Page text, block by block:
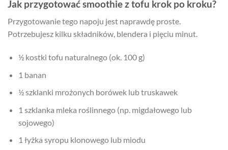
Jak przygotować smoothie z tofu krok po kroku?
Przygotowanie tego napoju jest naprawdę proste.
Potrzebujesz kilku składników, blendera i pięciu minut.
½ kostki tofu naturalnego (ok. 100 g)
1 banan
½ szklanki mrożonych borówek lub truskawek
1 szklanka mleka roślinnego (np. migdałowego lub
sojowego)
1 łyżka syropu klonowego lub miodu